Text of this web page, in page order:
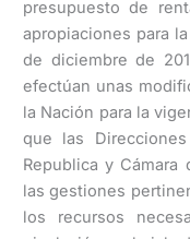
presupuesto de
apropiaciones para
de diciembre de
efectúan unas
la Nación para la
que las
Republica y Cámara
las gestiones
los recursos